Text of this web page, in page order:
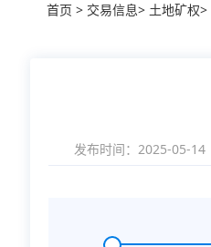
首页 > 交易信息> 土地矿权>
发布时间：2025-05-14